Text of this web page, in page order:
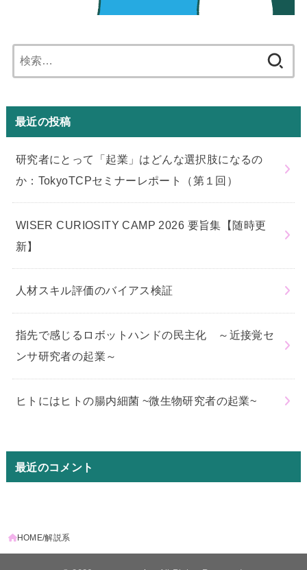
索:
最近の投稿
研究者にとって「起業」はどんな選択肢になるの
か：TokyoTCPセミナーレポート（第１回）
WISER CURIOSITY CAMP 2026 要旨集【随時更
新】
人材スキル評価のバイアス検証
指先で感じるロボットハンドの民主化 ～近接覚セ
ンサ研究者の起業～
ヒトにはヒトの腸内細菌 ~微生物研究者の起業~
最近のコメント
HOME 解説系